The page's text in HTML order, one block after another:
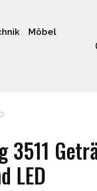
Möbel
3511
LED